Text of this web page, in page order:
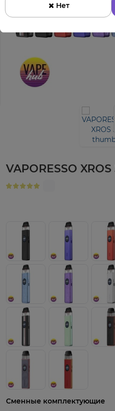
VAPORESSO XROS
Сменные комплектующие
Нет